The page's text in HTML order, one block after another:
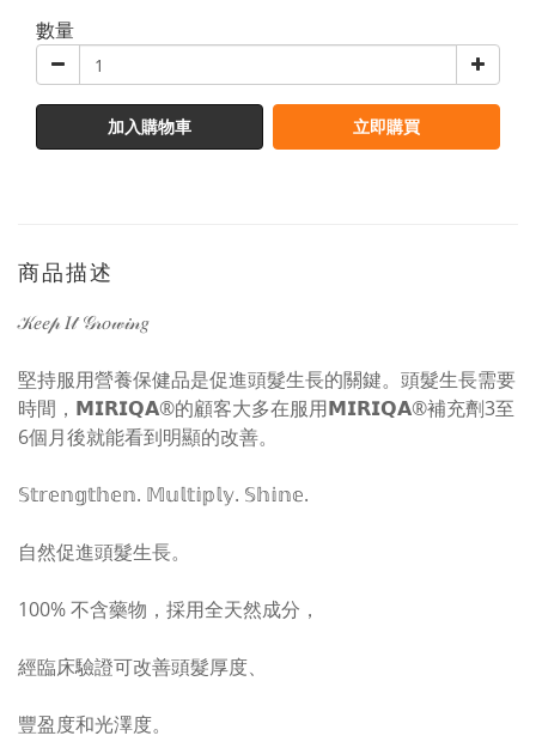
數量
加入購物車 立即購買
商品描述
𝒦𝑒𝑒𝓅 𝐼𝓉 𝒢𝓇𝑜𝓌𝒾𝓃𝑔
堅持服用營養保健品是促進頭髮生長的關鍵。頭髮生長需要
時間，𝗠𝗜𝗥𝗜𝗤𝗔®的顧客大多在服用𝗠𝗜𝗥𝗜𝗤𝗔®補充劑3至
6個月後就能看到明顯的改善。
𝕊𝕥𝕣𝕖𝕟𝕘𝕥𝕙𝕖𝕟. 𝕄𝕦𝕝𝕥𝕚𝕡𝕝𝕪. 𝕊𝕙𝕚𝕟𝕖.
自然促進頭髮生長。
100% 不含藥物，採用全天然成分，
經臨床驗證可改善頭髮厚度、
豐盈度和光澤度。